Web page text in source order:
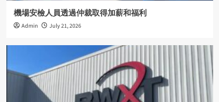
機場安檢人員透過仲裁取得加薪和福利
Admin July 21, 2026